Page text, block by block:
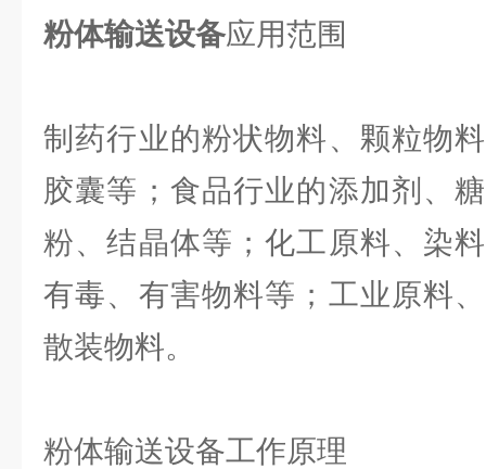
粉体输送设备应用范围
制药行业的粉状物料、颗粒物
胶囊等；食品行业的添加剂、
粉、结晶体等；化工原料、染
有毒、有害物料等；工业原料
散装物料。
粉体输送设备工作原理